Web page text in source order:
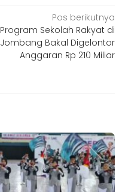
Pos berikutnya
Program Sekolah Rakyat di
Jombang Bakal Digelontor
Anggaran Rp 210 Miliar